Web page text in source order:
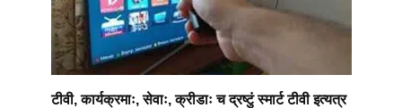
टीवी, कार्यक्रमाः, सेवाः, क्रीडाः च द्रष्टुं स्मार्ट टीवी इत्यत्र